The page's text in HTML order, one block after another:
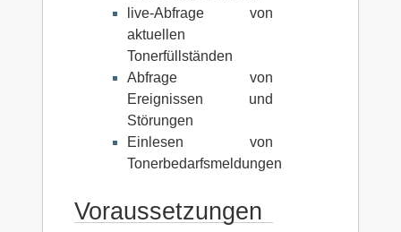
live-Abfrage von
aktuellen
Tonerfüllständen
Abfrage von
Ereignissen und
Störungen
Einlesen von
Tonerbedarfsmeldungen
Voraussetzungen